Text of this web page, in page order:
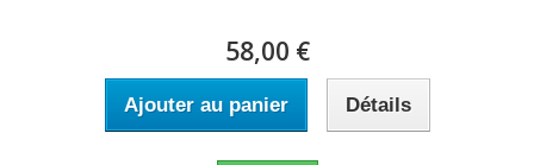
58,00 €
Ajouter au panier Détails